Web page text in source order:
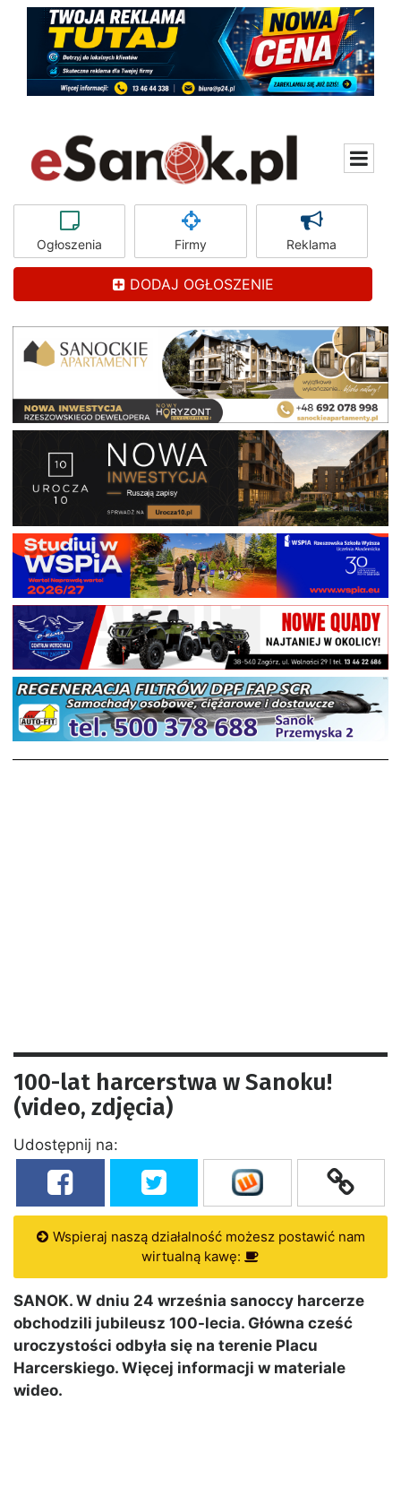
Ogłoszenia Firmy Reklama
DODAJ OGŁOSZENIE
100-lat harcerstwa w Sanoku!
(video, zdjęcia)
Udostępnij na:
Wspieraj naszą działalność możesz postawić nam
wirtualną kawę:
SANOK. W dniu 24 września sanoccy harcerze
obchodzili jubileusz 100-lecia. Główna cześć
uroczystości odbyła się na terenie Placu
Harcerskiego. Więcej informacji w materiale
wideo.